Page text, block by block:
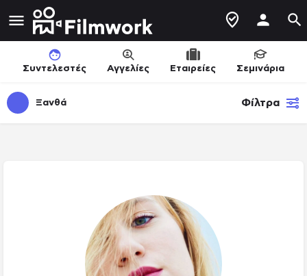
Συντελεστές Αγγελίες Εταιρείες Σεμινάρια
Ξανθά Φίλτρα